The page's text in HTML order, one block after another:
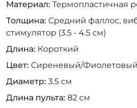
Материал Термопластичная
Толщина Средний фаллос,
стимулятор (3.5 - 4.5 см)
Длина Короткий
Цвет Сиреневый/
Диаметр 3.5 см
Длина пульта 82 см